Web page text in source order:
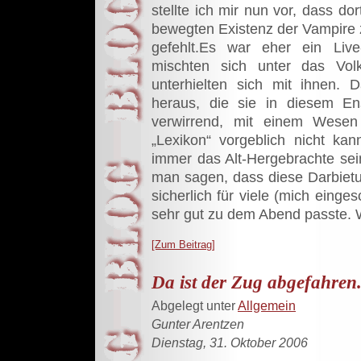
stellte ich mir nun vor, dass
bewegten Existenz der
gefehlt.Es war eher ein
mischten sich unter das
unterhielten sich mit ihnen.
heraus, die sie in diesem
verwirrend, mit einem
„Lexikon“ vorgeblich nicht
immer das Alt-Hergebrachte
man sagen, dass diese
sicherlich für viele (mich
sehr gut zu dem Abend passte.
[Zum Beitrag]
Da ist der Zug
Abgelegt unterAllgemein
Gunter Arentzen
Dienstag, 31. Oktober 2006